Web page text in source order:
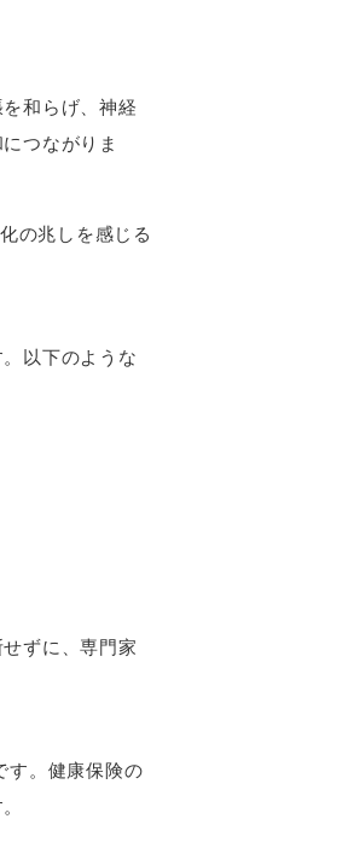
和らげ、神経
つながりま
の兆しを感じる
以下のような
ずに、専門家
す。健康保険の